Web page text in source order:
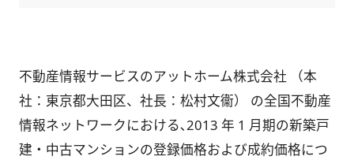
不動産情報サービスのアットホーム株式会社 （本
社：東京都大田区、社長：松村文衞） の全国不動産
情報ネットワークにおける､2013 年 1 月期の新築戸
建・中古マンションの登録価格および成約価格につ